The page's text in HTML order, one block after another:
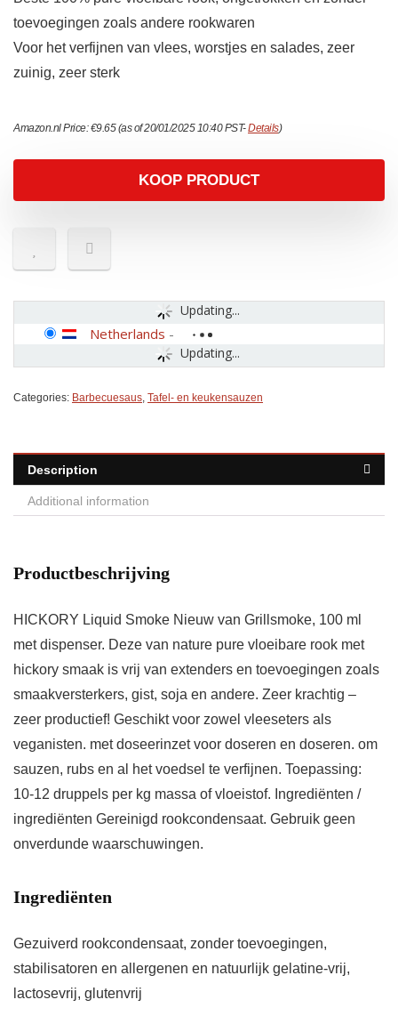
toevoegingen zoals andere rookwaren
Voor het verfijnen van vlees, worstjes en salades, zeer
zuinig, zeer sterk
Amazon.nl Price:€9.65(as of 20/01/2025 10:40 PST-Details)
KOOP PRODUCT
Updating...
Updating...
Netherlands -
Categories: Barbecuesaus, Tafel- en keukensauzen
Description
Additional information
Productbeschrijving
HICKORY Liquid Smoke Nieuw van Grillsmoke, 100 ml
met dispenser. Deze van nature pure vloeibare rook met
hickory smaak is vrij van extenders en toevoegingen zoals
smaakversterkers, gist, soja en andere. Zeer krachtig –
zeer productief! Geschikt voor zowel vleeseters als
veganisten. met doseerinzet voor doseren en doseren. om
sauzen, rubs en al het voedsel te verfijnen. Toepassing:
10-12 druppels per kg massa of vloeistof. Ingrediënten /
ingrediënten Gereinigd rookcondensaat. Gebruik geen
onverdunde waarschuwingen.
Ingrediënten
Gezuiverd rookcondensaat, zonder toevoegingen,
stabilisatoren en allergenen en natuurlijk gelatine-vrij,
lactosevrij, glutenvrij